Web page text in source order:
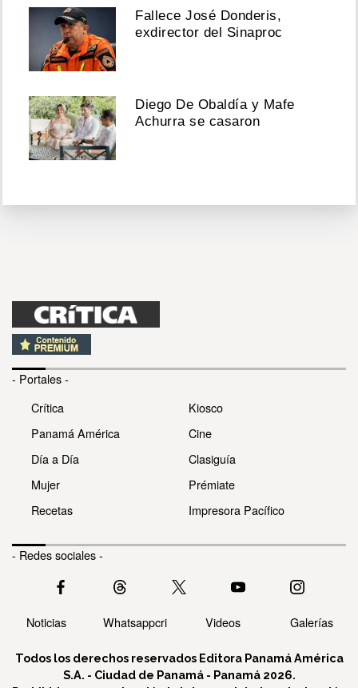
Fallece José Donderis,
exdirector del Sinaproc
Diego De Obaldía y Mafe
Achurra se casaron
- Portales -
Crítica
Panamá América
Día a Día
Mujer
Recetas
Kiosco
Cine
Clasiguía
Prémiate
Impresora Pacífico
- Redes sociales -
Noticias Whatsappcri Videos Galerías
Todos los derechos reservados Editora Panamá América
S.A. - Ciudad de Panamá - Panamá 2026.